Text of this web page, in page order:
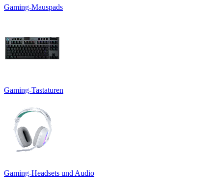
Gaming-Mauspads
Gaming-Tastaturen
Gaming-Headsets und Audio